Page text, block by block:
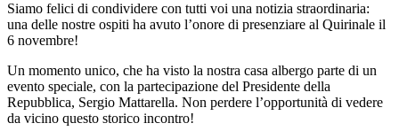
Siamo felici di condividere con tutti voi una notizia straordinaria:
una delle nostre ospiti ha avuto l’onore di presenziare al Quirinale il
6 novembre!
Un momento unico, che ha visto la nostra casa albergo parte di un
evento speciale, con la partecipazione del Presidente della
Repubblica, Sergio Mattarella. Non perdere l’opportunità di vedere
da vicino questo storico incontro!